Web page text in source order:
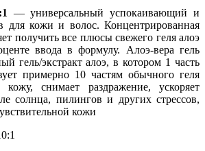
— универсальный успокаивающий и
для кожи и волос. Концентрированная
получить все плюсы свежего геля алоэ
ввода в формулу. Алоэ-вера гель
гель/экстракт алоэ, в котором 1 часть
примерно 10 частям обычного геля
снимает раздражение, ускоряет
солнца, пилингов и других стрессов,
кожи